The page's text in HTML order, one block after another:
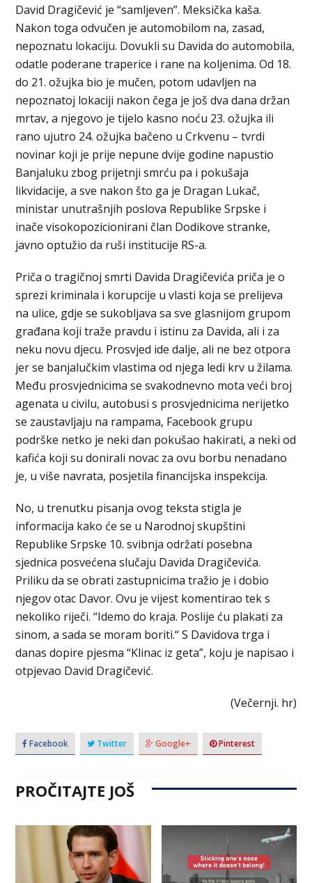
David Dragičević je “samljeven”. Meksička kaša.
Nakon toga odvučen je automobilom na, zasad,
nepoznatu lokaciju. Dovukli su Davida do automobila,
odatle poderane traperice i rane na koljenima. Od 18.
do 21. ožujka bio je mučen, potom udavljen na
nepoznatoj lokaciji nakon čega je još dva dana držan
mrtav, a njegovo je tijelo kasno noću 23. ožujka ili
rano ujutro 24. ožujka bačeno u Crkvenu – tvrdi
novinar koji je prije nepune dvije godine napustio
Banjaluku zbog prijetnji smrću pa i pokušaja
likvidacije, a sve nakon što ga je Dragan Lukač,
ministar unutrašnjih poslova Republike Srpske i
inače visokopozicionirani član Dodikove stranke,
javno optužio da ruši institucije RS-a.
Priča o tragičnoj smrti Davida Dragičevića priča je o
sprezi kriminala i korupcije u vlasti koja se prelijeva
na ulice, gdje se sukobljava sa sve glasnijom grupom
građana koji traže pravdu i istinu za Davida, ali i za
neku novu djecu. Prosvjed ide dalje, ali ne bez otpora
jer se banjalučkim vlastima od njega ledi krv u žilama.
Među prosvjednicima se svakodnevno mota veći broj
agenata u civilu, autobusi s prosvjednicima nerijetko
se zaustavljaju na rampama, Facebook grupu
podrške netko je neki dan pokušao hakirati, a neki od
kafića koji su donirali novac za ovu borbu nenadano
je, u više navrata, posjetila financijska inspekcija.
No, u trenutku pisanja ovog teksta stigla je
informacija kako će se u Narodnoj skupštini
Republike Srpske 10. svibnja održati posebna
sjednica posvećena slučaju Davida Dragičevića.
Priliku da se obrati zastupnicima tražio je i dobio
njegov otac Davor. Ovu je vijest komentirao tek s
nekoliko riječi. “Idemo do kraja. Poslije ću plakati za
sinom, a sada se moram boriti.“ S Davidova trga i
danas dopire pjesma “Klinac iz geta”, koju je napisao i
otpjevao David Dragičević.
(Večernji. hr)
Facebook Twitter Google+ Pinterest
PROČITAJTE JOŠ